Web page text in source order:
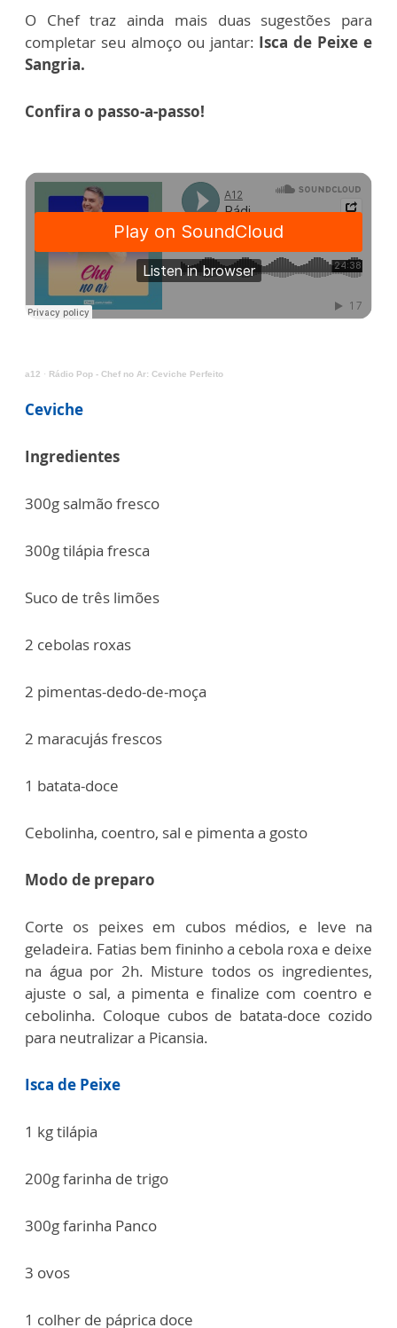
O Chef traz ainda mais duas sugestões para
completar seu almoço ou jantar: Isca de Peixe e
Sangria.
Confira o passo-a-passo!
a12 · Rádio Pop - Chef no Ar: Ceviche Perfeito
Ceviche
Ingredientes
300g salmão fresco
300g tilápia fresca
Suco de três limões
2 cebolas roxas
2 pimentas-dedo-de-moça
2 maracujás frescos
1 batata-doce
Cebolinha, coentro, sal e pimenta a gosto
Modo de preparo
Corte os peixes em cubos médios, e leve na
geladeira. Fatias bem fininho a cebola roxa e deixe
na água por 2h. Misture todos os ingredientes,
ajuste o sal, a pimenta e finalize com coentro e
cebolinha. Coloque cubos de batata-doce cozido
para neutralizar a Picansia.
Isca de Peixe
1 kg tilápia
200g farinha de trigo
300g farinha Panco
3 ovos
1 colher de páprica doce